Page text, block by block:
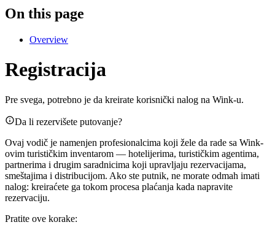
On this page
Overview
Registracija
Pre svega, potrebno je da kreirate korisnički nalog na Wink-u.
Da li rezervišete putovanje?
Ovaj vodič je namenjen profesionalcima koji žele da rade sa Wink-
ovim turističkim inventarom — hotelijerima, turističkim agentima,
partnerima i drugim saradnicima koji upravljaju rezervacijama,
smeštajima i distribucijom. Ako ste putnik, ne morate odmah imati
nalog: kreiraćete ga tokom procesa plaćanja kada napravite
rezervaciju.
Pratite ove korake: